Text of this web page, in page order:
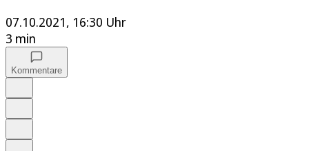
07.10.2021, 16:30 Uhr
3 min
Kommentare